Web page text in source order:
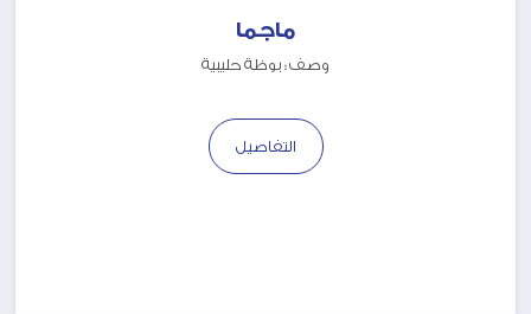
ماجما
وصف : بوظة حليبية
التفاصيل